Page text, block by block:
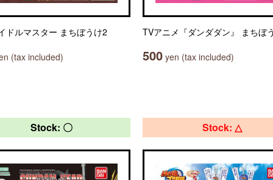
ドルマスター まちぼうけ2
(tax included)
TVアニメ『ダンダダン』 まちぼ
500 yen (tax included)
Stock: 〇 Stock: △